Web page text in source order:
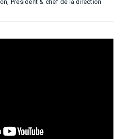
Président & chef de la direction